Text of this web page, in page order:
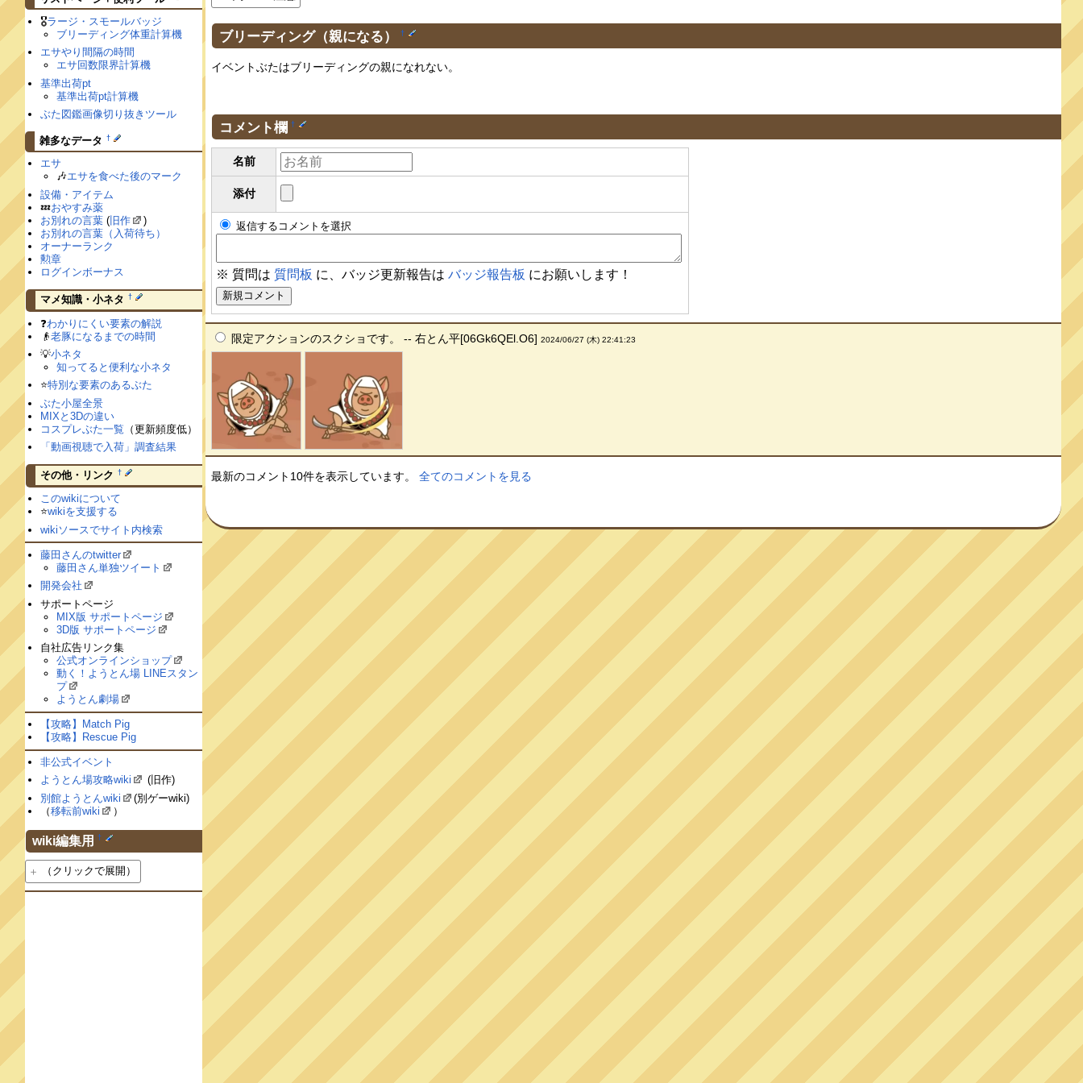
ブリーディング（親になる） †
イベントぶたはブリーディングの親になれない。
コメント欄 †
名前
添付
返信するコメントを選択
※ 質問は 質問板 に、バッジ更新報告はバッジ報告板 にお願いします！
限定アクションのスクショです。 -- 右とん平[06Gk6QEl.O6]2024/06/27 (木) 22:41:23
最新のコメント10件を表示しています。全てのコメントを見る
🎖ラージ・スモールバッジ
ブリーディング体重計算機
エサやり間隔の時間
エサ回数限界計算機
基準出荷pt
基準出荷pt計算機
ぶた図鑑画像切り抜きツール
雑多なデータ †
エサ
🎶エサを食べた後のマーク
設備・アイテム
💤おやすみ薬
お別れの言葉 (旧作
)
お別れの言葉（入荷待ち）
オーナーランク
勲章
ログインボーナス
マメ知識・小ネタ †
❓わかりにくい要素の解説
👴老豚になるまでの時間
💡小ネタ
知ってると便利な小ネタ
⭐️特別な要素のあるぶた
ぶた小屋全景
MIXと3Dの違い
コスプレぶた一覧 （更新頻度低）
「動画視聴で入荷」調査結果
その他・リンク †
このwikiについて
⭐️wikiを支援する
wikiソースでサイト内検索
藤田さんのtwitter
藤田さん単独ツイート
開発会社
サポートページ
MIX版 サポートページ
3D版 サポートページ
自社広告リンク集
公式オンラインショップ
動く！ようとん場 LINEスタン
プ
ようとん劇場
【攻略】Match Pig
【攻略】Rescue Pig
非公式イベント
ようとん場攻略wiki
(旧作)
別館ようとんwiki
(別ゲーwiki)
（移転前wiki ）
wiki編集用 †
（クリックで展開）